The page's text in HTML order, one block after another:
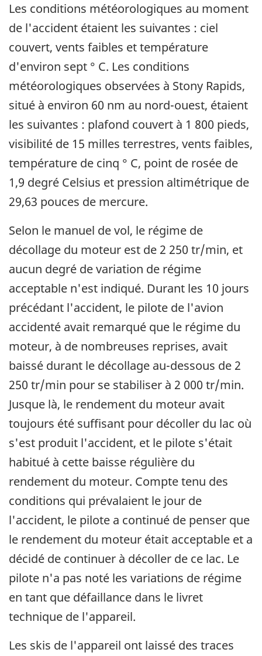
Les conditions météorologiques au moment
de l'accident étaient les suivantes : ciel
couvert, vents faibles et température
d'environ sept ° C. Les conditions
météorologiques observées à Stony Rapids,
situé à environ 60 nm au nord-ouest, étaient
les suivantes : plafond couvert à 1 800 pieds,
visibilité de 15 milles terrestres, vents faibles,
température de cinq ° C, point de rosée de
1,9 degré Celsius et pression altimétrique de
29,63 pouces de mercure.
Selon le manuel de vol, le régime de
décollage du moteur est de 2 250 tr/min, et
aucun degré de variation de régime
acceptable n'est indiqué. Durant les 10 jours
précédant l'accident, le pilote de l'avion
accidenté avait remarqué que le régime du
moteur, à de nombreuses reprises, avait
baissé durant le décollage au-dessous de 2
250 tr/min pour se stabiliser à 2 000 tr/min.
Jusque là, le rendement du moteur avait
toujours été suffisant pour décoller du lac où
s'est produit l'accident, et le pilote s'était
habitué à cette baisse régulière du
rendement du moteur. Compte tenu des
conditions qui prévalaient le jour de
l'accident, le pilote a continué de penser que
le rendement du moteur était acceptable et a
décidé de continuer à décoller de ce lac. Le
pilote n'a pas noté les variations de régime
en tant que défaillance dans le livret
technique de l'appareil.
Les skis de l'appareil ont laissé des traces